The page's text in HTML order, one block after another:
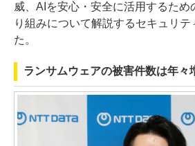
威、AIを安心・安全に活用するため
り組みについて解説するセキュリテ
た。
ランサムウェアの被害件数は年々